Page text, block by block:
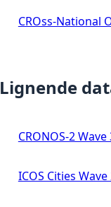
CROss-National
Lignende
CRONOS-2
ICOS Cities